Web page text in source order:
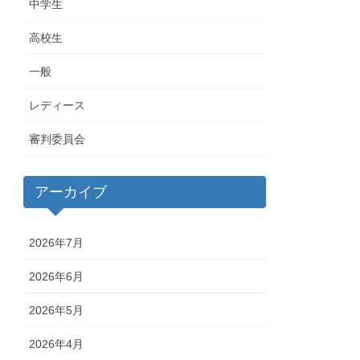
中学生
高校生
一般
レディース
審判委員会
アーカイブ
2026年7月
2026年6月
2026年5月
2026年4月